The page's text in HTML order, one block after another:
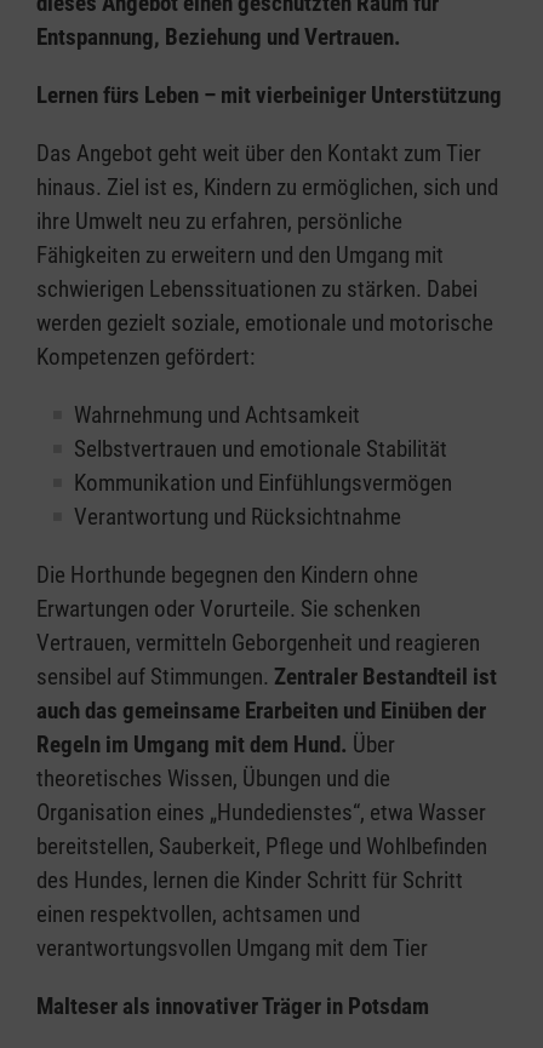
Entspannung, Beziehung und Vertrauen.
Lernen fürs Leben – mit vierbeiniger Unterstützung
Das Angebot geht weit über den Kontakt zum Tier
hinaus. Ziel ist es, Kindern zu ermöglichen, sich und
ihre Umwelt neu zu erfahren, persönliche
Fähigkeiten zu erweitern und den Umgang mit
schwierigen Lebenssituationen zu stärken. Dabei
werden gezielt soziale, emotionale und motorische
Kompetenzen gefördert:
Wahrnehmung und Achtsamkeit
Selbstvertrauen und emotionale Stabilität
Kommunikation und Einfühlungsvermögen
Verantwortung und Rücksichtnahme
Die Horthunde begegnen den Kindern ohne
Erwartungen oder Vorurteile. Sie schenken
Vertrauen, vermitteln Geborgenheit und reagieren
sensibel auf Stimmungen. Zentraler Bestandteil ist
auch das gemeinsame Erarbeiten und Einüben der
Regeln im Umgang mit dem Hund. Über
theoretisches Wissen, Übungen und die
Organisation eines „Hundedienstes“, etwa Wasser
bereitstellen, Sauberkeit, Pflege und Wohlbefinden
des Hundes, lernen die Kinder Schritt für Schritt
einen respektvollen, achtsamen und
verantwortungsvollen Umgang mit dem Tier
Malteser als innovativer Träger in Potsdam